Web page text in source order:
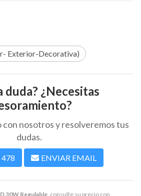
30W Regulable, consulte su precio con
Exterior-Decorativa)
duda? ¿Necesitas
nosotros y resolveremos tus
dudas.
ENVIAR EMAIL